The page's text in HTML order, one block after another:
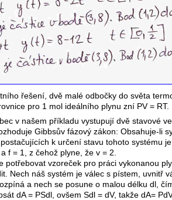
řešení, dvě malé odbočky do světa
pro 1 mol ideálního plynu zní PV = RT.
v našem příkladu vystupují dvě stavové
Gibbsův fázový zákon: Obsahuje-li
k určení stavu tohoto systému
f = 1, z čehož plyne, že v = 2.
potřebovat vzoreček pro práci vykonanou
Nech náš systém je válec s pístem, uvnitř
a nech se posune o malou délku dl,
dA = PSdl, ovšem Sdl = dV, takže dA=